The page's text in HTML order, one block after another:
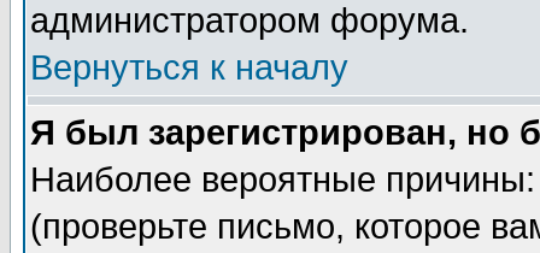
администратором форума.
Вернуться к началу
Я был зарегистрирован, но
Наиболее вероятные
(проверьте письмо, которое